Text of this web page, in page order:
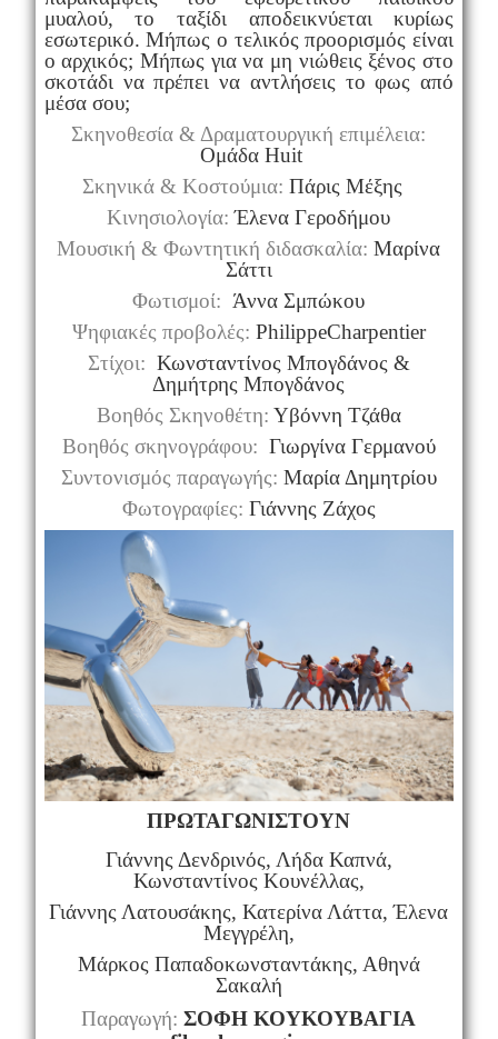
μυαλού, το ταξίδι αποδεικνύεται κυρίως
εσωτερικό. Μήπως ο τελικός προορισμός είναι
ο αρχικός; Μήπως για να μη νιώθεις ξένος στο
σκοτάδι να πρέπει να αντλήσεις το φως από
μέσα σου;
Σκηνοθεσία & Δραματουργική επιμέλεια:
ΟμάδαHuit
Σκηνικά & Κοστούμια:Πάρις Μέξης
Κινησιολογία:Έλενα Γεροδήμου
Μουσική & Φωντητική διδασκαλία:Μαρίνα
Σάττι
Φωτισμοί: Άννα Σμπώκου
Ψηφιακές προβολές: PhilippeCharpentier
Στίχοι: Κωνσταντίνος Μπογδάνος &
Δημήτρης Μπογδάνος
Βοηθός Σκηνοθέτη: Υβόννη Τζάθα
Βοηθός σκηνογράφου: Γιωργίνα Γερμανού
Συντονισμός παραγωγής: Μαρία Δημητρίου
Φωτογραφίες: Γιάννης Ζάχος
ΠΡΩΤΑΓΩΝΙΣΤΟΥΝ
Γιάννης Δενδρινός, Λήδα Καπνά,
Κωνσταντίνος Κουνέλλας,
Γιάννης Λατουσάκης, Κατερίνα Λάττα, Έλενα
Μεγγρέλη,
Μάρκος Παπαδοκωνσταντάκης, Αθηνά
Σακαλή
Παραγωγή: ΣΟΦΗ ΚΟΥΚΟΥΒΑΓΙΑ